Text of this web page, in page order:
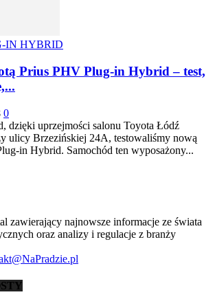
IN HYBRID
Prius PHV Plug-in Hybrid – test,
0
dzięki uprzejmości salonu Toyota Łódź
ulicy Brzezińskiej 24A, testowaliśmy nową
in Hybrid. Samochód ten wyposażony...
zawierający najnowsze informacje ze świata
oraz analizy i regulacje z branży